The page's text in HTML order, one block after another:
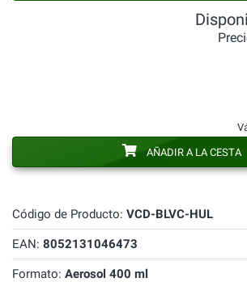
Código de Producto: VCD-BLVC-HUL
EAN: 8052131046473
Formato: Aerosol 400 ml
AÑADIR A LA CESTA